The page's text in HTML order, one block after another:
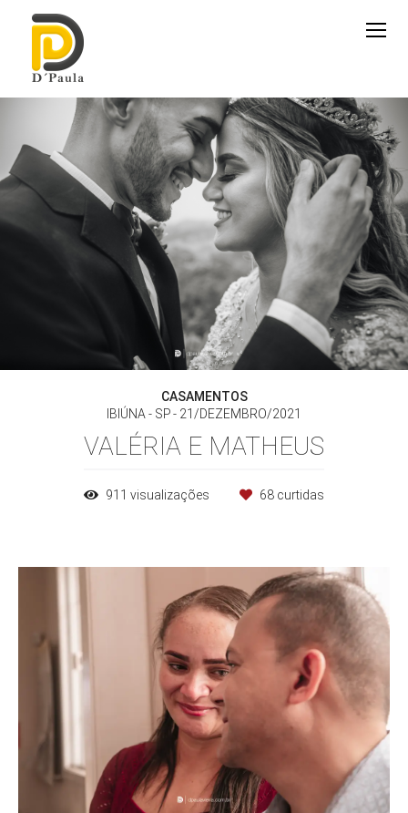
CASAMENTOS
IBIÚNA - SP
21/DEZEMBRO/2021
VALÉRIA E MATHEUS
911 visualizações 68 curtidas